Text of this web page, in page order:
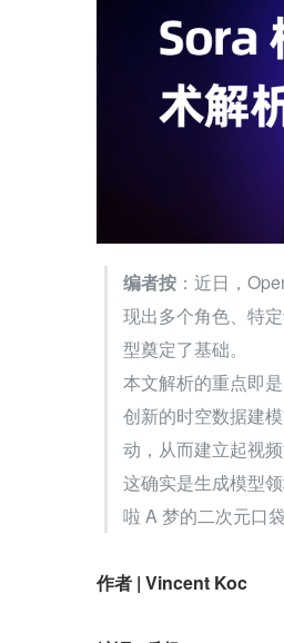
编者按 ：近日，
现出多个角色、特
型奠定了基础。
本文解析的重点即
创新的时空数据建
动，从而建立起视
这确实是生成模型
啦 A 梦的二次元口
作者 | Vincent Koc